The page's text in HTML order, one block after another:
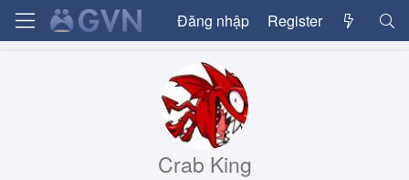
Đăng nhập Register
Crab King